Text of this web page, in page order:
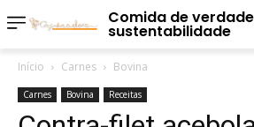
Comida de
sustentabilidade
Início Carnes Bovina
Carnes Bovina Receitas